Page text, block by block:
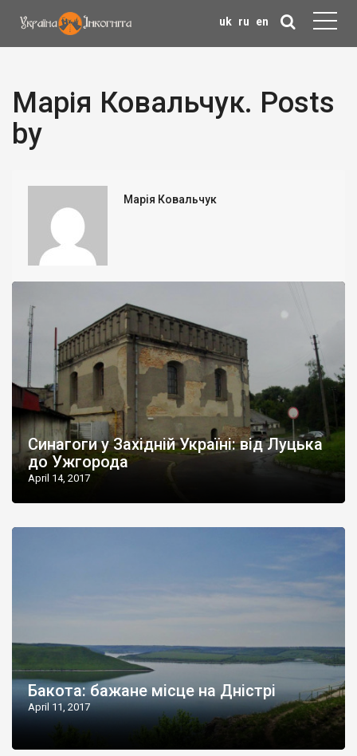
uk ru en
Марія Ковальчук. Posts
by
Марія Ковальчук
Синагоги у Західній Україні: від Луцька
до Ужгорода
April 14, 2017
Бакота: бажане місце на Дністрі
April 11, 2017